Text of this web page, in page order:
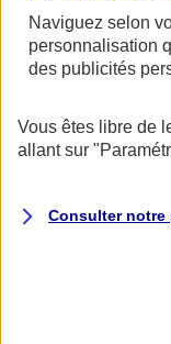
Naviguez selon
personnalisation
des publicités
Vous êtes libre de
allant sur
Consulter